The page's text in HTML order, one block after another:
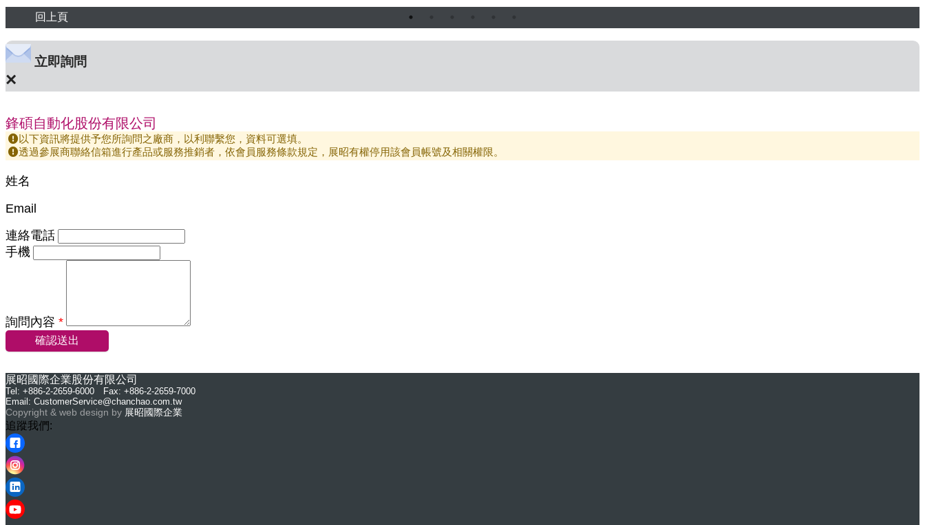
回上頁
立即詢問
×
鋒碩自動化股份有限公司
以下資訊將提供予您所詢問之廠商，以利聯繫您，資料可選填。
透過參展商聯絡信箱進行產品或服務推銷者，依會員服務條款規定，展昭有權停用該會員帳號及相關權限。
姓名
Email
連絡電話
手機
詢問內容 *
確認送出
展昭國際企業股份有限公司
Tel: +886-2-2659-6000 Fax: +886-2-2659-7000
Email: CustomerService@chanchao.com.tw
Copyright & web design by 展昭國際企業
追蹤我們: